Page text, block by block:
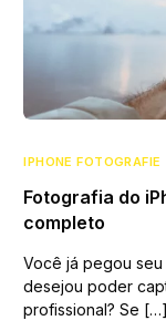
IPHONE FOTOGRAFIE
Fotografia do
completo
Você já pegou
desejou poder
profissional? Se […]